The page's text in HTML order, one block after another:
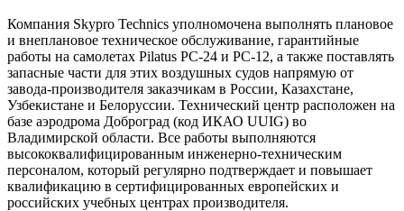
Компания Skypro Technics уполномочена выполнять плановое
и внеплановое техническое обслуживание, гарантийные
работы на самолетах Pilatus PC-24 и PC-12, а также поставлять
запасные части для этих воздушных судов напрямую от
завода-производителя заказчикам в России, Казахстане,
Узбекистане и Белоруссии. Технический центр расположен на
базе аэродрома Доброград (код ИКАО UUIG) во
Владимирской области. Все работы выполняются
высококвалифицированным инженерно-техническим
персоналом, который регулярно подтверждает и повышает
квалификацию в сертифицированных европейских и
российских учебных центрах производителя.